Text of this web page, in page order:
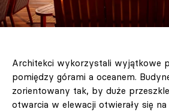
Architekci wykorzystali wyjątkowe
pomiędzy górami a oceanem.
zorientowany tak, by duże
otwarcia w elewacji otwierały się